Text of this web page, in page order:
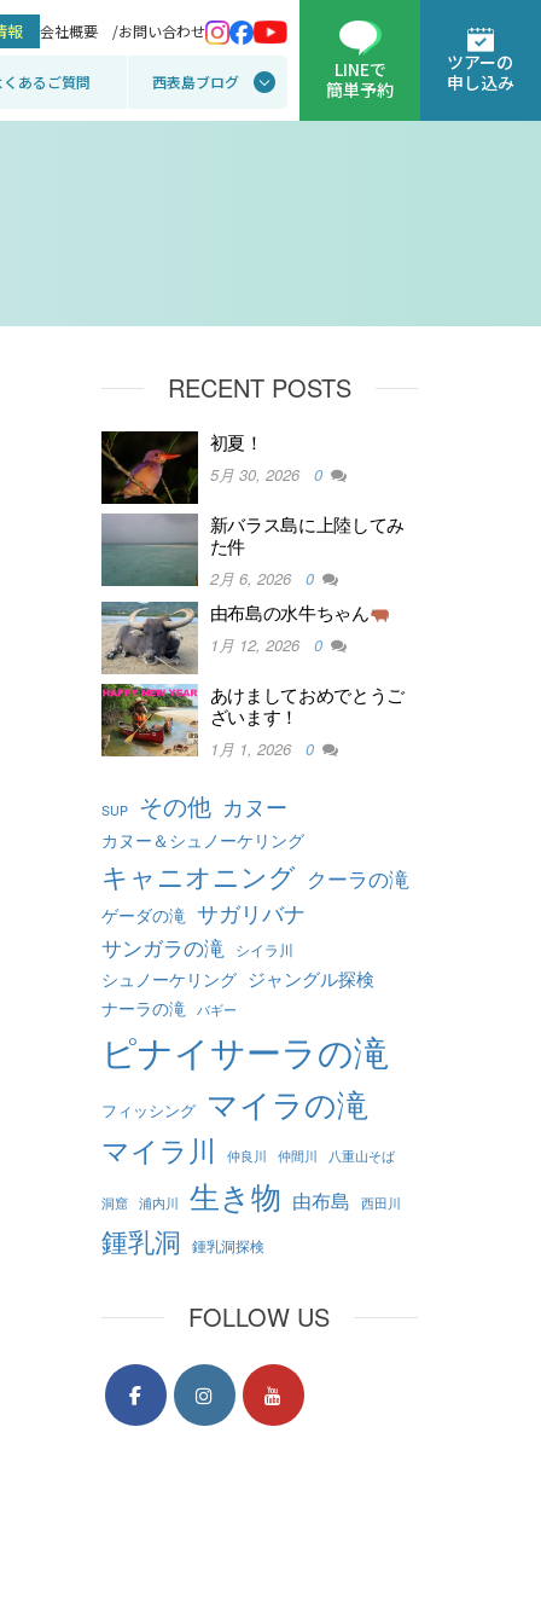
報 会社概要 /お問い合わせ
くあるご質問 西表島ブログ
ツアーの
申し込み
LINEで
簡単予約
RECENT POSTS
初夏！
5月 30, 2026 0
新バラス島に上陸してみ
た件
2月 6, 2026 0
由布島の水牛ちゃん
1月 12, 2026 0
あけましておめでとうご
ざいます！
1月 1, 2026 0
SUP その他 カヌー
カヌー＆シュノーケリング
キャニオニング クーラの滝
ゲーダの滝 サガリバナ
サンガラの滝
シイラ川
シュノーケリング ジャングル探検
ナーラの滝 バギー
ピナイサーラの滝
フィッシング マイラの滝
マイラ川 仲良川 仲間川 八重山そば
洞窟 浦内川 生き物 由布島 西田川
鍾乳洞 鍾乳洞探検
FOLLOW US